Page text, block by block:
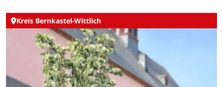
Kreis Bernkastel-Wittlich